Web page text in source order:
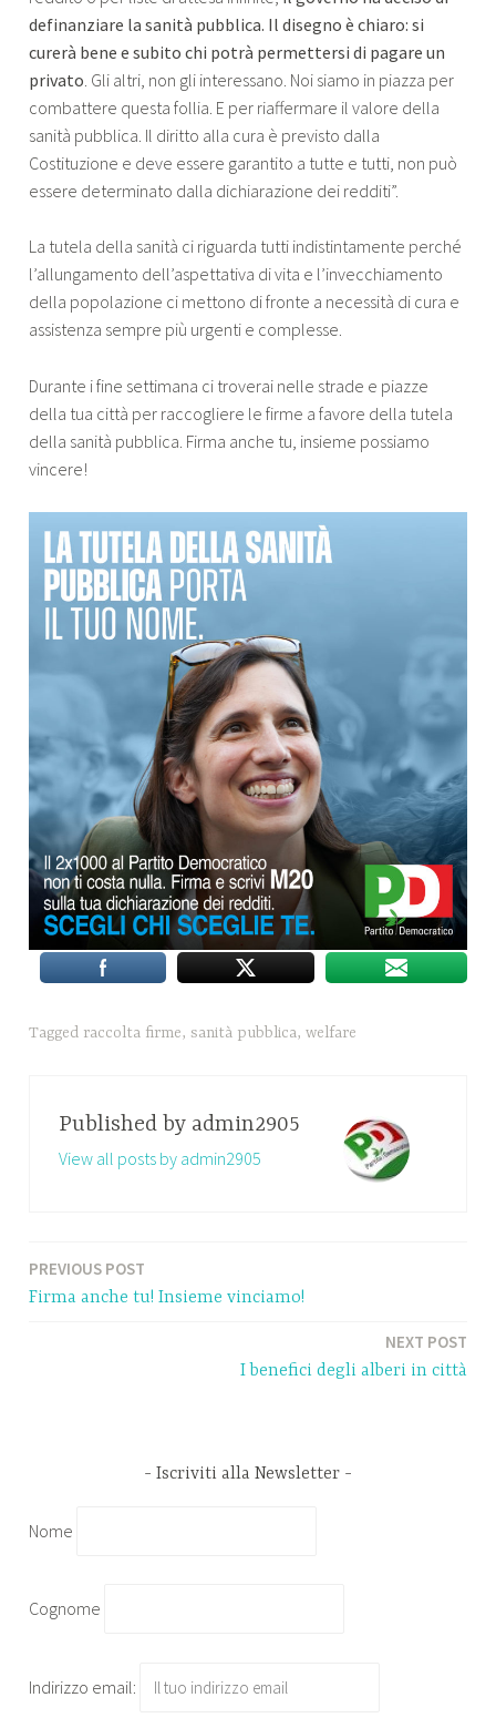
definanziare la sanità pubblica. Il disegno è chiaro: si
curerà bene e subito chi potrà permettersi di pagare un
privato . Gli altri, non gli interessano. Noi siamo in piazza per
combattere questa follia. E per riaffermare il valore della
sanità pubblica. Il diritto alla cura è previsto dalla
Costituzione e deve essere garantito a tutte e tutti, non può
essere determinato dalla dichiarazione dei redditi”.
La tutela della sanità ci riguarda tutti indistintamente perché
l’allungamento dell’aspettativa di vita e l’invecchiamento
della popolazione ci mettono di fronte a necessità di cura e
assistenza sempre più urgenti e complesse.
Durante i fine settimana ci troverai nelle strade e piazze
della tua città per raccogliere le firme a favore della tutela
della sanità pubblica. Firma anche tu, insieme possiamo
vincere!
Tagged raccolta firme,sanità pubblica,welfare
Published by admin2905
View all posts by admin2905
Navigazione
PREVIOUS POST
Firma anche tu! Insieme vinciamo!
NEXT POST
I benefici degli alberi in città
Iscriviti alla Newsletter
Nome
Cognome
Indirizzo email: